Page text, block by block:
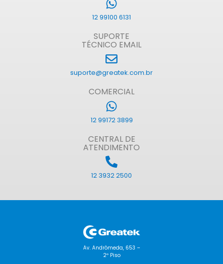
12 99100 6131
SUPORTE
TÉCNICO EMAIL
suporte@greatek.com.br
COMERCIAL
12 99172 3899
CENTRAL DE
ATENDIMENTO
12 3932 2500
Av. Andrômeda, 653 –
2º Piso